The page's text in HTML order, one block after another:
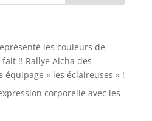
les couleurs de
!! Rallye Aicha des
équipage « les éclaireuses » !
corporelle avec les